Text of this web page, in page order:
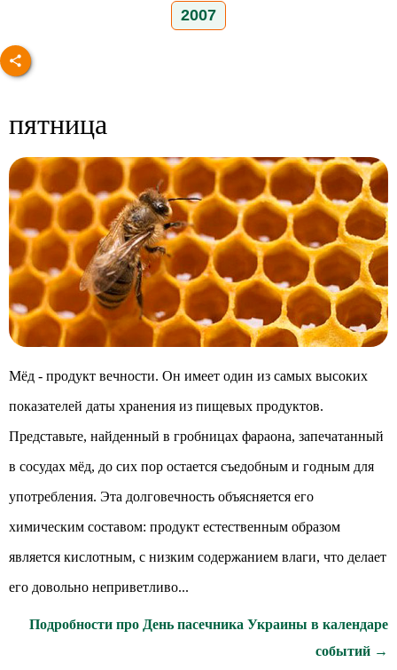
2007
пятница
Мёд - продукт вечности. Он имеет один из самых высоких
показателей даты хранения из пищевых продуктов.
Представьте, найденный в гробницах фараона, запечатанный
в сосудах мёд, до сих пор остается съедобным и годным для
употребления. Эта долговечность объясняется его
химическим составом: продукт естественным образом
является кислотным, с низким содержанием влаги, что делает
его довольно неприветливо...
Подробности про День пасечника Украины в календаре
событий →